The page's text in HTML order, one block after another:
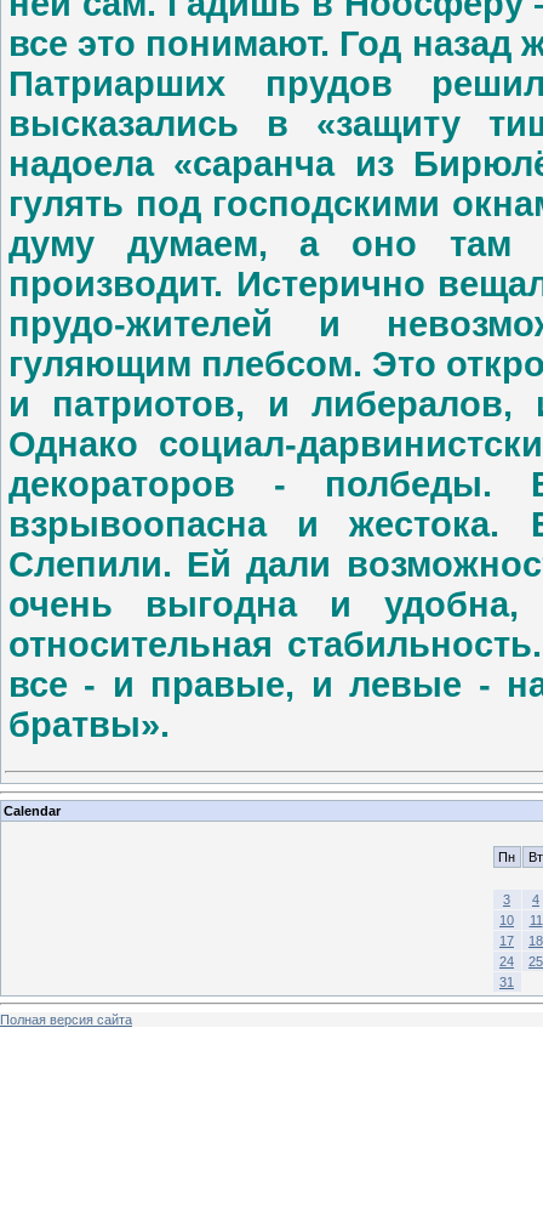
все это понимают. Год назад
Патриарших прудов
высказались в «защиту
надоела «саранча из
гулять под господскими
думу думаем, а оно там
производит. Истерично
прудо-жителей и
гуляющим плебсом. Это
и патриотов, и
Однако социал-
декораторов - полбеды.
взрывоопасна и жестока.
Слепили. Ей дали
очень выгодна и удобна,
относительная
все - и правые, и левые -
братвы».
Calendar
Пн Вт
3
4
10
11
17
18
24
25
31
Полная версия сайта